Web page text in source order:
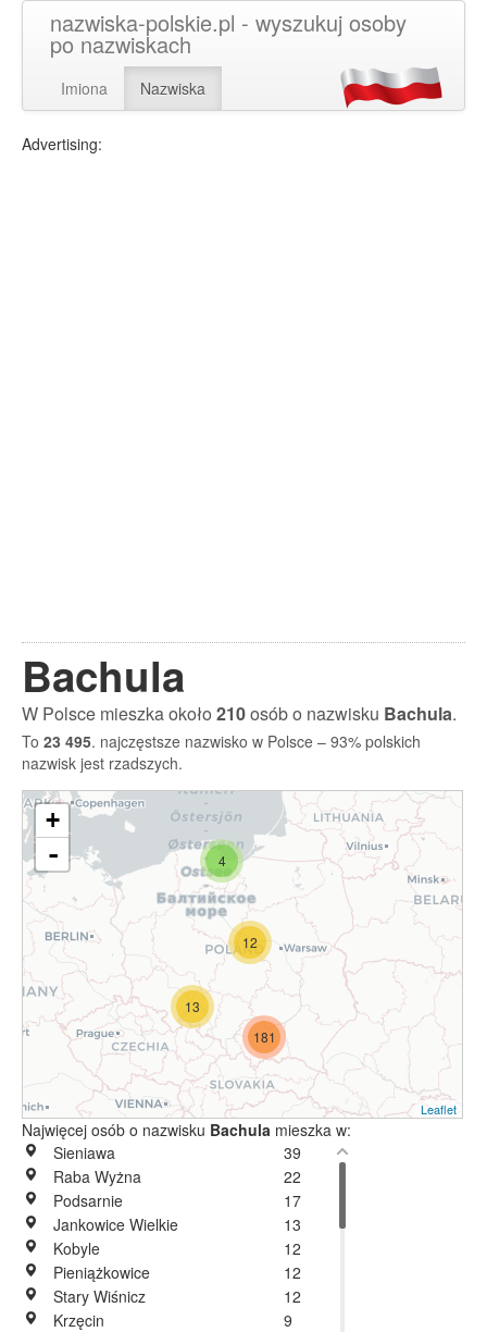
nazwiska-polskie.pl - wyszukuj osoby
po nazwiskach
Imiona Nazwiska
Advertising:
Bachula
W Polsce mieszka około210osób o nazwisku Bachula.
To 23 495. najczęstsze nazwisko w Polsce – 93% polskich
nazwisk jest rzadszych.
13
12
181
4
+
-
Leaflet
Najwięcej osób o nazwisku Bachula mieszka w:
Sieniawa
39
Raba Wyżna
22
Podsarnie
17
Jankowice Wielkie
13
Kobyle
12
Pieniążkowice
12
Stary Wiśnicz
12
Krzęcin
9